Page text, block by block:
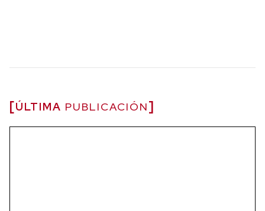
ÚLTIMA PUBLICACIÓN